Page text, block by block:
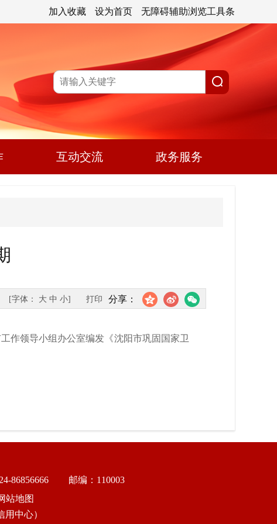
无障碍辅助浏览工具条
设为首页
加入收藏
互动交流 政务服务
分享：
[字体： 大 中 小] 打印
作领导小组办公室编发《沈阳市巩固国家卫
86856666
邮编：110003
站地图
中心）